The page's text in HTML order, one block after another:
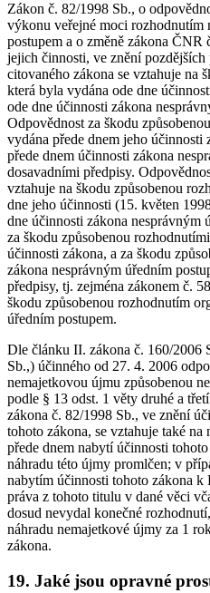
Zákon č. 82/1998 Sb., o
výkonu veřejné moci rozhodnutím
postupem a o změně zákona ČNR
jejich činnosti, ve znění
citovaného zákona se vztahuje na
která byla vydána ode dne
ode dne účinnosti zákona
Odpovědnost za škodu
vydána přede dnem jeho účinnosti
přede dnem účinnosti zákona
dosavadními předpisy.
vztahuje na škodu způsobenou
dne jeho účinnosti (15. květen
dne účinnosti zákona nesprávným
za škodu způsobenou
účinnosti zákona, a za škodu
zákona nesprávným úředním
předpisy, tj. zejména zákonem č.
škodu způsobenou rozhodnutím
úředním postupem.
Dle článku II. zákona č. 160/2006
Sb.,) účinného od 27. 4. 2006
nemajetkovou újmu způsobenou
podle § 13 odst. 1 věty druhé a
zákona č. 82/1998 Sb., ve znění
tohoto zákona, se vztahuje také
přede dnem nabytí účinnosti
náhradu této újmy promlčen; v
nabytím účinnosti tohoto zákona k
práva z tohoto titulu v dané věci
dosud nevydal konečné
náhradu nemajetkové újmy za 1
zákona.
19. Jaké jsou opravné